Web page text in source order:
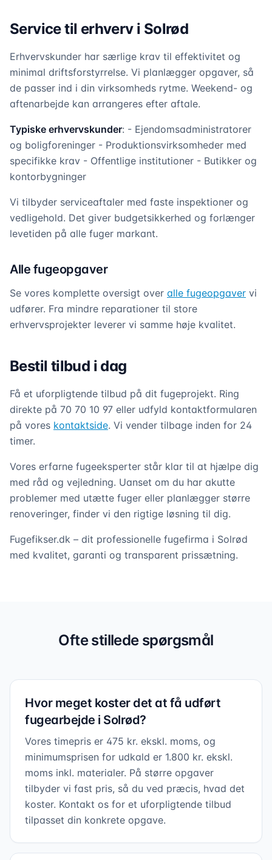
Service til erhverv i Solrød
Erhvervskunder har særlige krav til effektivitet og
minimal driftsforstyrrelse. Vi planlægger opgaver, så
de passer ind i din virksomheds rytme. Weekend- og
aftenarbejde kan arrangeres efter aftale.
Typiske erhvervskunder: - Ejendomsadministratorer
og boligforeninger - Produktionsvirksomheder med
specifikke krav - Offentlige institutioner - Butikker og
kontorbygninger
Vi tilbyder serviceaftaler med faste inspektioner og
vedligehold. Det giver budgetsikkerhed og forlænger
levetiden på alle fuger markant.
Alle fugeopgaver
Se vores komplette oversigt over alle fugeopgaver vi
udfører. Fra mindre reparationer til store
erhvervsprojekter leverer vi samme høje kvalitet.
Bestil tilbud i dag
Få et uforpligtende tilbud på dit fugeprojekt. Ring
direkte på 70 70 10 97 eller udfyld kontaktformularen
på vores kontaktside. Vi vender tilbage inden for 24
timer.
Vores erfarne fugeeksperter står klar til at hjælpe dig
med råd og vejledning. Uanset om du har akutte
problemer med utætte fuger eller planlægger større
renoveringer, finder vi den rigtige løsning til dig.
Fugefikser.dk – dit professionelle fugefirma i Solrød
med kvalitet, garanti og transparent prissætning.
facaderOfte stillede spørgsmål
Hvor meget koster det at få udført
fugearbejde i Solrød?
Vores timepris er 475 kr. ekskl. moms, og
minimumsprisen for udkald er 1.800 kr. ekskl.
moms inkl. materialer. På større opgaver
tilbyder vi fast pris, så du ved præcis, hvad det
koster. Kontakt os for et uforpligtende tilbud
tilpasset din konkrete opgave.